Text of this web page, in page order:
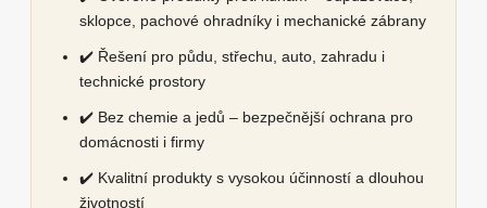
sklopce, pachové ohradníky i mechanické zábrany
✔️ Řešení pro půdu, střechu, auto, zahradu i
technické prostory
✔️ Bez chemie a jedů – bezpečnější ochrana pro
domácnosti i firmy
✔️ Kvalitní produkty s vysokou účinností a dlouhou
životností